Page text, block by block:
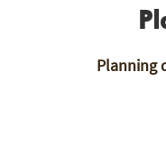
Planning